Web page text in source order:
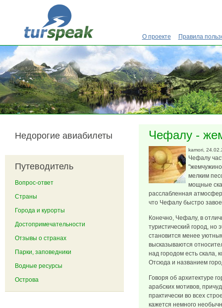
Перейти к основному содержанию
О проекте Правила
Чефалу -
kamori ,
Чефалу
мелким
мощные
расслабленная
что Чефалу быстро
Конечно, Чефалу, в
туристический город, но
становится менее
высказываются
над городом есть скала,
Отсюда и названием
Говоря об архитектуре
арабских мотивов,
практически во всех
кажется немного
Недорогие авиабилеты
Путеводитель
Вопрос-ответ
Страны
Города и курорты
Достопримечательности
Отзывы о странах
Парки, заповедники
Водные ресурсы
Острова